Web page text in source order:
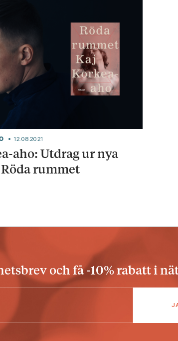
12.08.2021
aho: Utdrag ur nya
rummet
och få -10% rabatt i